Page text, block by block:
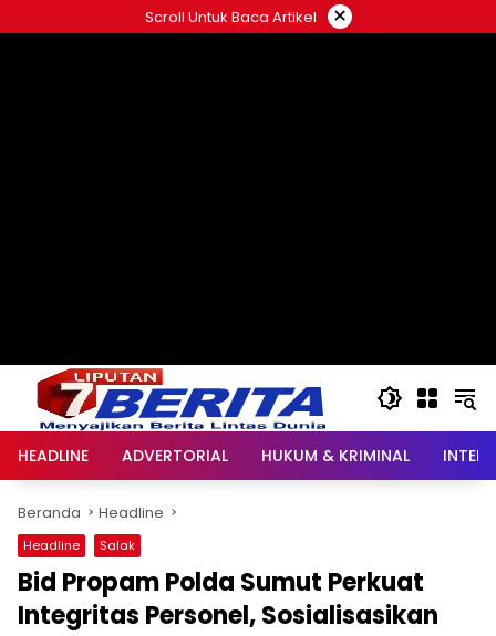
ke
Scroll Untuk Baca Artikel ×
HEADLINE ADVERTORIAL HUKUM & KRIMINAL
Beranda Headline
Headline Salak
Bid Propam Polda Sumut Perkuat
Integritas Personel, Sosialisasikan